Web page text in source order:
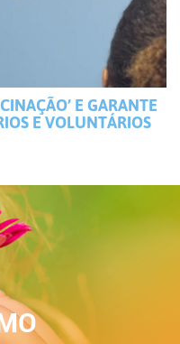
E GARANTE
E VOLUNTÁRIOS